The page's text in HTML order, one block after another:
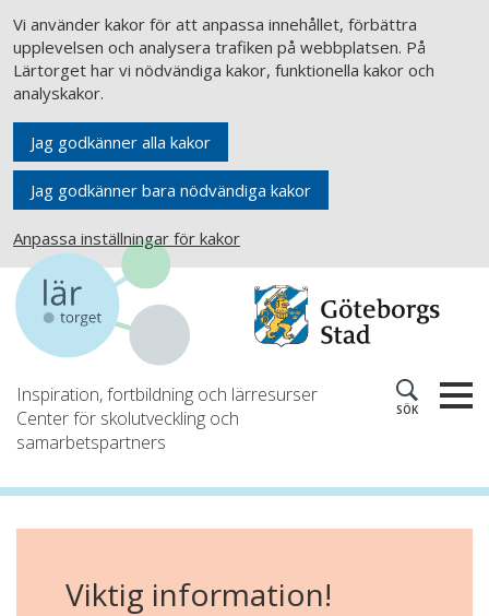
Vi använder kakor för att anpassa innehållet, förbättra
upplevelsen och analysera trafiken på webbplatsen. På
Lärtorget har vi nödvändiga kakor, funktionella kakor och
analyskakor.
Jag godkänner alla kakor
Jag godkänner bara nödvändiga kakor
Anpassa inställningar för kakor
Inspiration, fortbildning och lärresurser
Center för skolutveckling och
samarbetspartners
SÖK
Viktig information!